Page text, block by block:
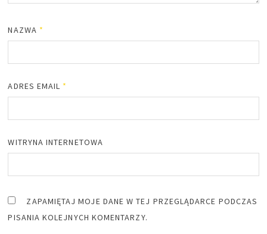
NAZWA *
ADRES EMAIL *
WITRYNA INTERNETOWA
ZAPAMIĘTAJ MOJE DANE W TEJ PRZEGLĄDARCE PODCZAS
PISANIA KOLEJNYCH KOMENTARZY.